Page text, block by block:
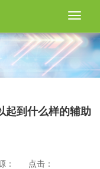
切
导
航
起到什么样的辅助
：
点击：